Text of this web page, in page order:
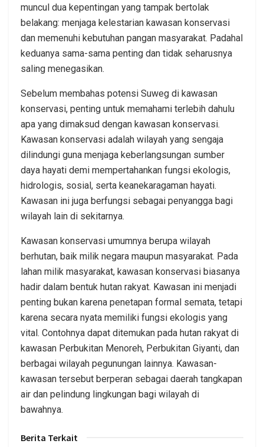
muncul dua kepentingan yang tampak bertolak
belakang: menjaga kelestarian kawasan konservasi
dan memenuhi kebutuhan pangan masyarakat. Padahal
keduanya sama-sama penting dan tidak seharusnya
saling menegasikan.
Sebelum membahas potensi Suweg di kawasan
konservasi, penting untuk memahami terlebih dahulu
apa yang dimaksud dengan kawasan konservasi.
Kawasan konservasi adalah wilayah yang sengaja
dilindungi guna menjaga keberlangsungan sumber
daya hayati demi mempertahankan fungsi ekologis,
hidrologis, sosial, serta keanekaragaman hayati.
Kawasan ini juga berfungsi sebagai penyangga bagi
wilayah lain di sekitarnya.
Kawasan konservasi umumnya berupa wilayah
berhutan, baik milik negara maupun masyarakat. Pada
lahan milik masyarakat, kawasan konservasi biasanya
hadir dalam bentuk hutan rakyat. Kawasan ini menjadi
penting bukan karena penetapan formal semata, tetapi
karena secara nyata memiliki fungsi ekologis yang
vital. Contohnya dapat ditemukan pada hutan rakyat di
kawasan Perbukitan Menoreh, Perbukitan Giyanti, dan
berbagai wilayah pegunungan lainnya. Kawasan-
kawasan tersebut berperan sebagai daerah tangkapan
air dan pelindung lingkungan bagi wilayah di
bawahnya.
Berita Terkait